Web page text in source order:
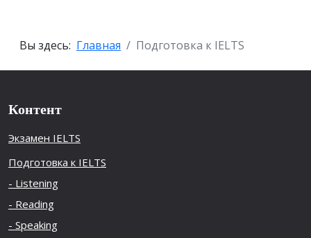
Вы здесь: Главная Подготовка к IELTS
Контент
Экзамен IELTS
Подготовка к IELTS
- Listening
- Reading
- Speaking